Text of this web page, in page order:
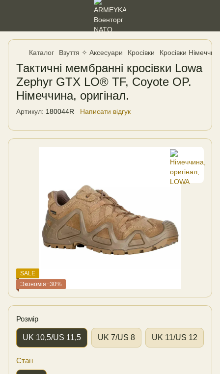
Каталог Взуття ✧ Аксесуари Кросівки Кросівки
Тактичні мембранні кросівки Lowa
Zephyr GTX LO® TF, Coyote OP.
Німеччина, оригінал.
Артикул: 180044R Написати відгук
SALE
Экономія−30%
Розмір
UK 10,5/US 11,5 UK 7/US 8 UK 11/US 12
Стан